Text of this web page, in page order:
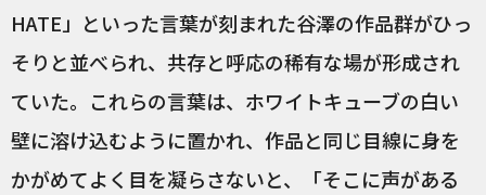
HATE」といった言葉が刻まれた谷澤の作品群がひっ
そりと並べられ、共存と呼応の稀有な場が形成され
ていた。これらの言葉は、ホワイトキューブの白い
壁に溶け込むように置かれ、作品と同じ目線に身を
かがめてよく目を凝らさないと、「そこに声がある